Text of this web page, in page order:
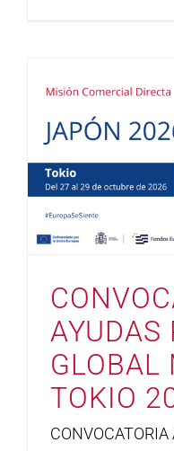
AYUDAS
GLOBAL
TOKIO
CONVOCATORIA